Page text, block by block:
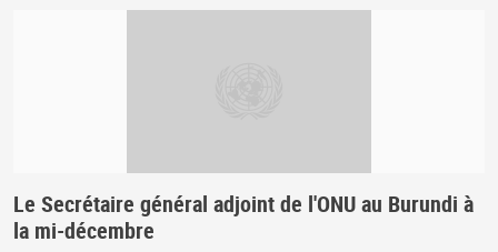
Le Secrétaire général adjoint de l'ONU au Burundi à
la mi-décembre